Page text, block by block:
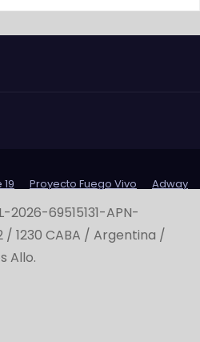
Proyecto Fuego Vivo Adway
2026-69515131-APN-
/ 1230 CABA / Argentina /
Allo.